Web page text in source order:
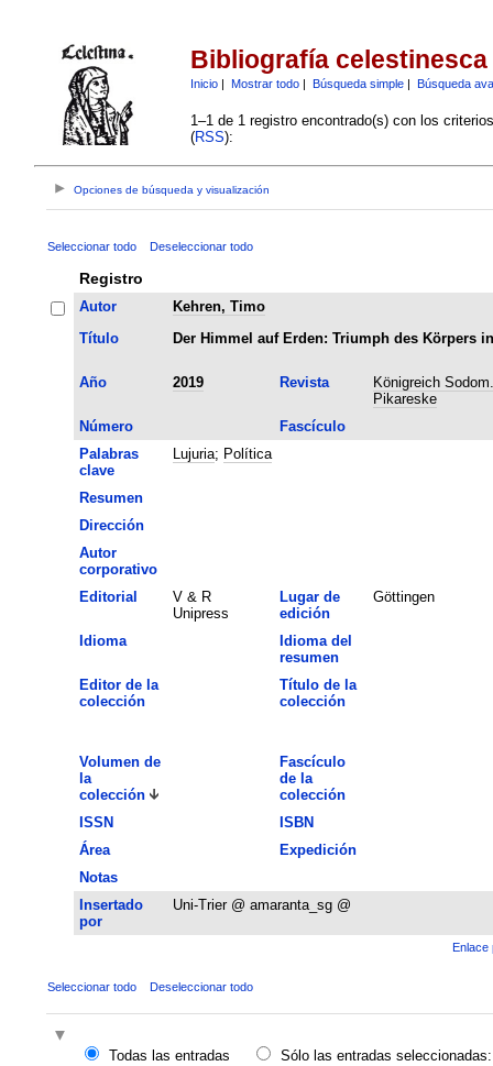
Bibliografía celestinesca
Inicio| Mostrar todo| Búsqueda simple| Búsqueda
1–1 de 1 registro encontrado(s) con los
(RSS):
Opciones de búsqueda y visualización
Seleccionar todo Deseleccionar todo
Registro
Autor
Kehren, Timo
Título
Der Himmel auf Erden: Triumph des Körpers
Año 2019 Revista
Königreich
Pikareske
Número
Fascículo
Palabras
clave
Lujuria; Política
Resumen
Dirección
Autor
corporativo
Editorial
V & R
Unipress
Lugar de
edición
Göttingen
Idioma
Idioma del
resumen
Editor de la
colección
Título de la
colección
Volumen de
la
colección
Fascículo
de la
colección
ISSN
ISBN
Área
Expedición
Notas
Insertado
por
Uni-Trier @ amaranta_sg @
Enlace
Seleccionar todo Deseleccionar todo
Todas las entradas
Sólo las entradas seleccionadas: